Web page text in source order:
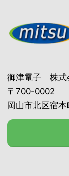
御津電子 株式
〒700-0002
岡山市北区宿